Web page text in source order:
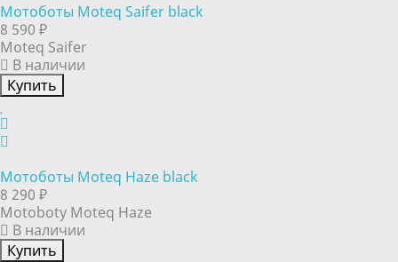
Мотоботы Moteq Saifer black
8 590 ₽
Moteq Saifer
В наличии
Купить
Мотоботы Moteq Haze black
8 290 ₽
Motoboty Moteq Haze
В наличии
Купить